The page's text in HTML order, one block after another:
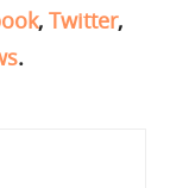
, Twitter,
.